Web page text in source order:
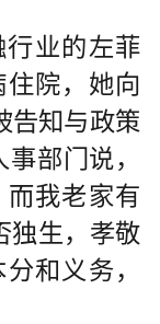
业的左菲
院，她向
告知与政策
部门说，
我老家有
独生，孝敬
和义务，